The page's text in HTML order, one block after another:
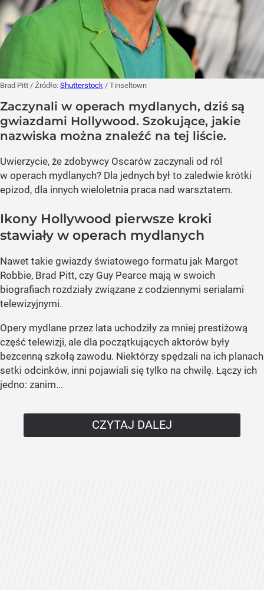
Brad Pitt / Źródło: Shutterstock / Tinseltown
Zaczynali w operach mydlanych, dziś są
gwiazdami Hollywood. Szokujące, jakie
nazwiska można znaleźć na tej liście.
Uwierzycie, że zdobywcy Oscarów zaczynali od ról
w operach mydlanych? Dla jednych był to zaledwie krótki
epizod, dla innych wieloletnia praca nad warsztatem.
Ikony Hollywood pierwsze kroki
stawiały w operach mydlanych
Nawet takie gwiazdy światowego formatu jak Margot
Robbie, Brad Pitt, czy Guy Pearce mają w swoich
biografiach rozdziały związane z codziennymi serialami
telewizyjnymi.
Opery mydlane przez lata uchodziły za mniej prestiżową
część telewizji, ale dla początkujących aktorów były
bezcenną szkołą zawodu. Niektórzy spędzali na ich planach
setki odcinków, inni pojawiali się tylko na chwilę. Łączy ich
jedno: zanim...
CZYTAJ DALEJ